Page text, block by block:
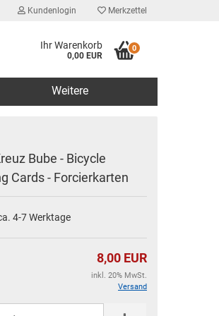
Kundenlogin Merkzettel
Ihr Warenkorb
0,00 EUR
0
Weitere
Bube - Bicycle
Cards - Forcierkarten
4-7 Werktage
8,00 EUR
inkl. 20% MwSt.
Versand